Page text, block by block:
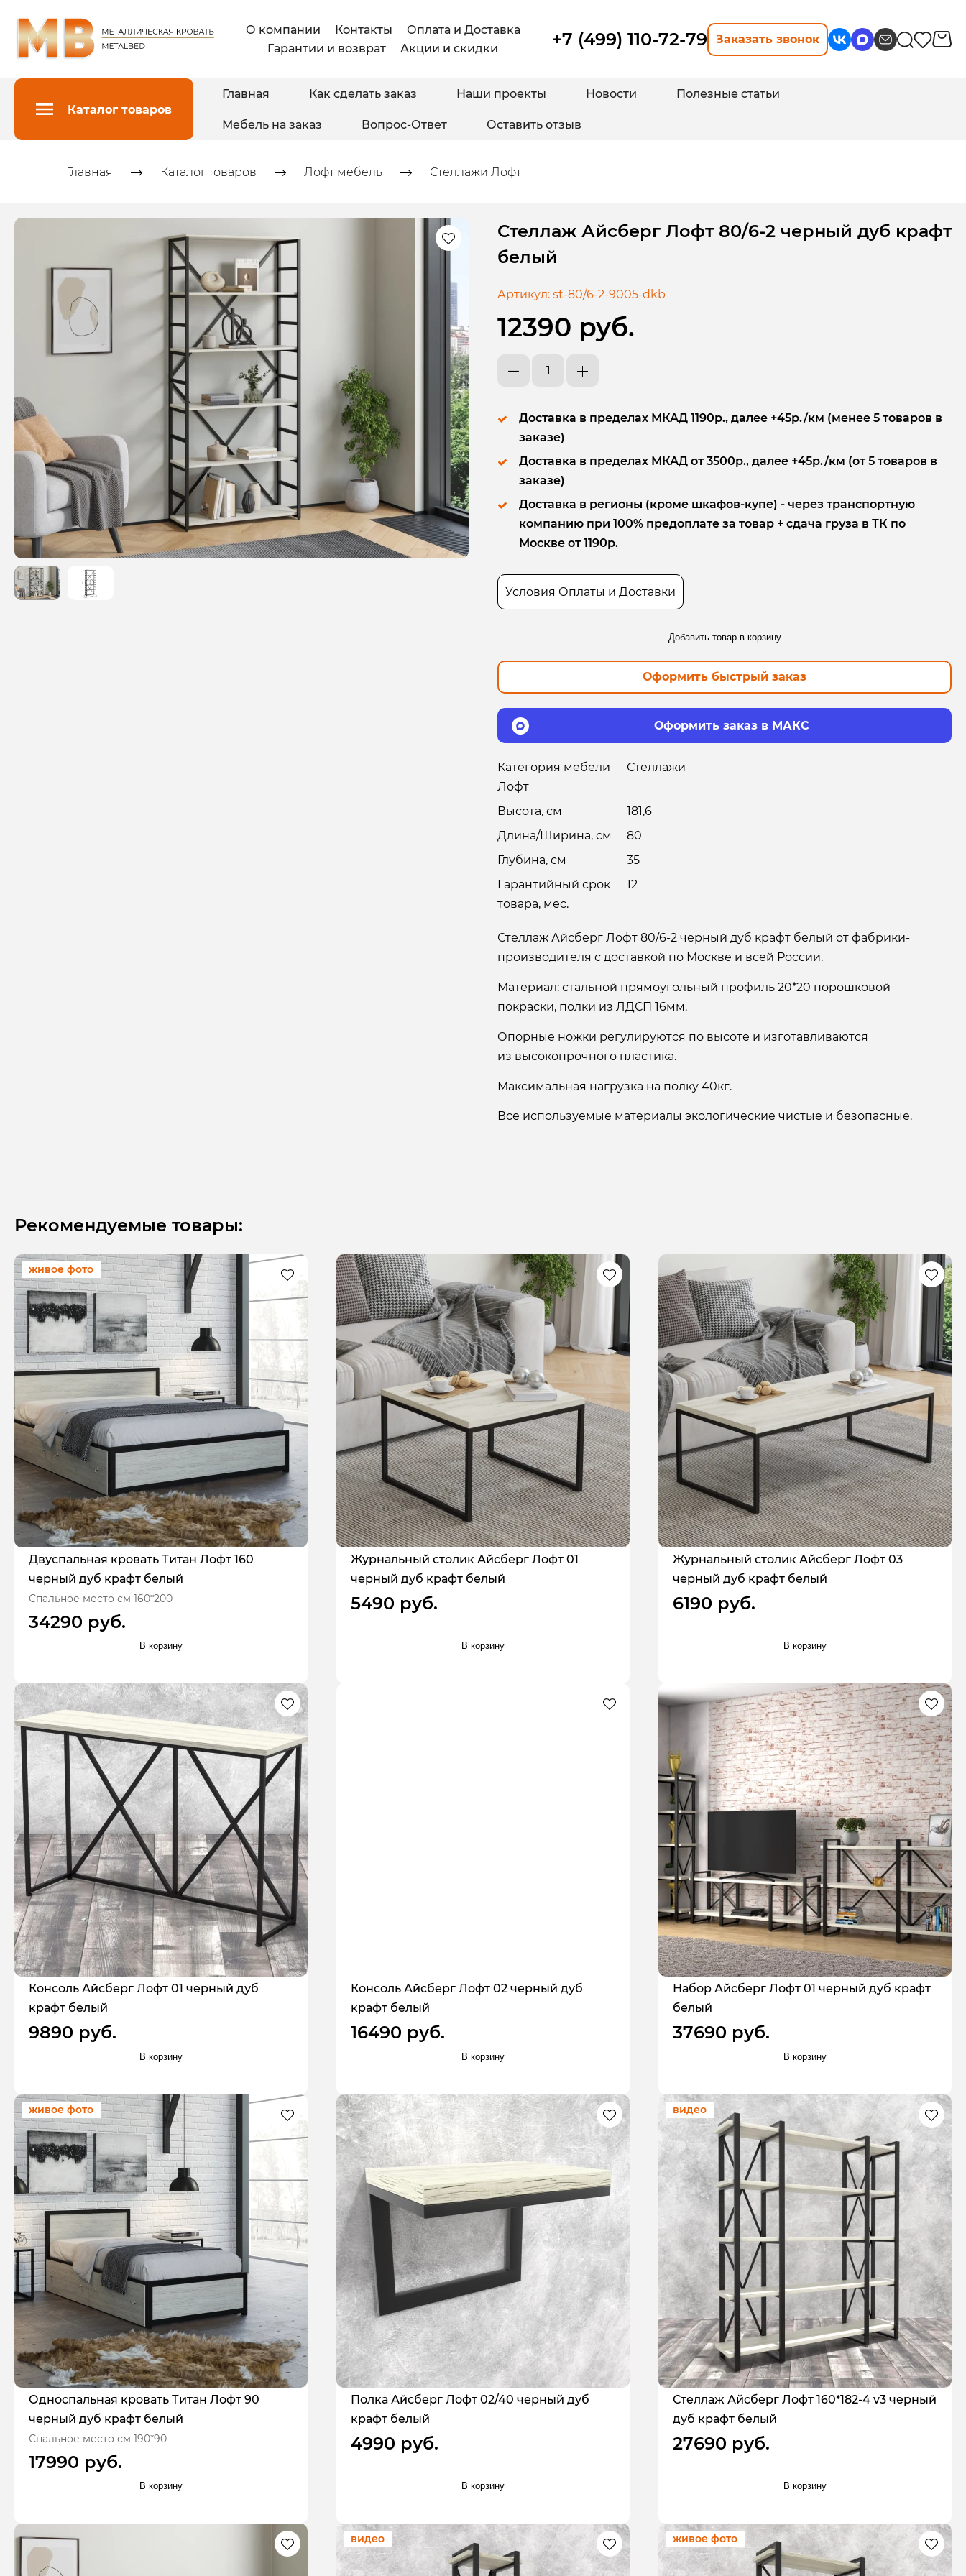
О компании Контакты
Оплата и Доставка
Гарантии и возврат
Акции и скидки +7 (499) 110-72-79 Заказать звонок
Каталог товаров
Главная Как сделать заказ Наши проекты Новости Полезные статьи
Мебель на заказ Вопрос-Ответ Оставить отзыв
Главная Каталог товаров Лофт мебель Стеллажи Лофт
Стеллаж Айсберг Лофт 80/6-2 черный дуб крафт
белый
Артикул: st-80/6-2-9005-dkb
12390 руб.
Доставка в пределах МКАД 1190р., далее +45р./км (менее 5 товаров в
заказе)
Доставка в пределах МКАД от 3500р., далее +45р./км (от 5 товаров в
заказе)
Доставка в регионы (кроме шкафов-купе) - через транспортную
компанию при 100% предоплате за товар + сдача груза в ТК по
Москве от 1190р.
Условия Оплаты и Доставки
Добавить товар в корзину
Оформить быстрый заказ
Оформить заказ в МАКС
Категория мебели
Лофт
Стеллажи
Высота, см
181,6
Длина/Ширина, см
80
Глубина, см
35
Гарантийный срок
товара, мес.
12
Стеллаж Айсберг Лофт 80/6-2 черный дуб крафт белый от фабрики-
производителя с доставкой по Москве и всей России.
Материал: стальной прямоугольный профиль 20*20 порошковой
покраски, полки из ЛДСП 16мм.
Опорные ножки регулируются по высоте и изготавливаются
из высокопрочного пластика.
Максимальная нагрузка на полку 40кг.
Все используемые материалы экологические чистые и безопасные.
Рекомендуемые товары:
живое фото
Двуспальная кровать Титан Лофт 160
черный дуб крафт белый
Спальное место см 160*200
34290 руб.
В корзину
Журнальный столик Айсберг Лофт 01
черный дуб крафт белый
5490 руб.
В корзину
Журнальный столик Айсберг Лофт 03
черный дуб крафт белый
6190 руб.
В корзину
Консоль Айсберг Лофт 01 черный дуб
крафт белый
9890 руб.
В корзину
Консоль Айсберг Лофт 02 черный дуб
крафт белый
16490 руб.
В корзину
Набор Айсберг Лофт 01 черный дуб крафт
белый
37690 руб.
В корзину
живое фото
Односпальная кровать Титан Лофт 90
черный дуб крафт белый
Спальное место см 190*90
17990 руб.
В корзину
Полка Айсберг Лофт 02/40 черный дуб
крафт белый
4990 руб.
В корзину
видео
Стеллаж Айсберг Лофт 160*182-4 v3 черный
дуб крафт белый
27690 руб.
В корзину
видео живое фото